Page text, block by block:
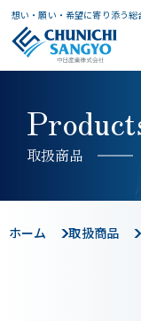
想い・願い・希望に寄り添う総
取扱商品
ホーム 取扱商品